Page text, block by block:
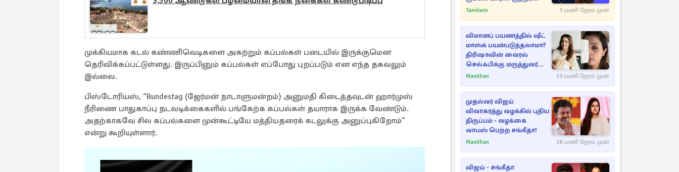
முக்கியமாக கடல் கண்ணிவெடிகளை அகற்றும் கப்பல்கள் படையில் இருக்குமென
தெரிவிக்கப்பட்டுள்ளது. இருப்பினும் கப்பல்கள் எப்போது புறப்படும் என எந்த தகவலும்
இல்லை.
பிஸ்டோரியஸ், “Bundestag (ஜேர்மன் நாடாளுமன்றம்) அனுமதி கிடைத்தவுடன் ஹார்முஸ்
நீரிணை பாதுகாப்பு நடவடிக்கைகளில் பங்கேற்க கப்பல்கள் தயாராக இருக்க வேண்டும்.
அதற்காகவே சில கப்பல்களை முன்கூட்டியே மத்தியதரைக் கடலுக்கு அனுப்புகிறோம்”
என்று கூறியுள்ளார்.
பின்னணி தொடர்பில்
Tamilwin 3 மணி நேரம் முன்
விமானப் பயணத்தில் ஷீட்
மாஸ்க் பயன்படுத்தலாமா?
திரிஷாவின் வைரல்
செல்ஃபிக்கு மருத்துவர்
விளக்கம்
Manithan 19 மணி நேரம் முன்
முதல்வர் விஜய்
விவாகரத்து வழக்கில் புதிய
திருப்பம் - வழக்கை
வாபஸ் பெற்ற சங்கீதா!
Manithan 18 மணி நேரம் முன்
விஜய் - சங்கீதா